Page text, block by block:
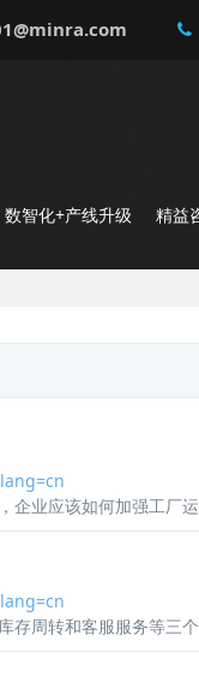
数智化+产线升级 精益
企业应该如何加强工厂
存周转和客服服务等三